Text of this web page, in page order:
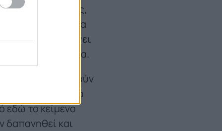
μεταφορές,
Επιδιώκουν να
δεν μπαίνει
μόνο έμμεσα.
να ειπωθούν
εξελιγμένη από
εδώ το κείμενο
δαπανηθεί και